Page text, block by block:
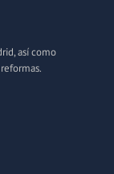
así como